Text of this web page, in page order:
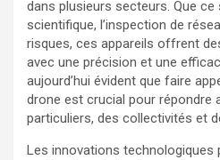
dans plusieurs secteurs. Que
scientifique, l’inspection de
risques, ces appareils offrent
avec une précision et une
aujourd’hui évident que faire
drone est crucial pour répondre
particuliers, des collectivités et
Les innovations technologiques